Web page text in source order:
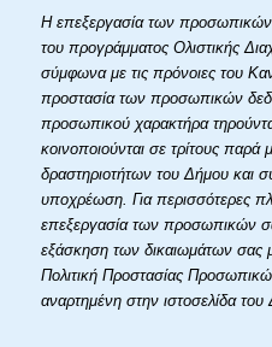
Η επεξεργασία των
του προγράμματος Ολιστικής
σύμφωνα με τις πρόνοιες του
προστασία των προσωπικών
προσωπικού χαρακτήρα
κοινοποιούνται σε τρίτους
δραστηριοτήτων του Δήμου και
υποχρέωση. Για περισσότερες
επεξεργασία των προσωπικών
εξάσκηση των δικαιωμάτων σας
Πολιτική Προστασίας
αναρτημένη στην ιστοσελίδα του